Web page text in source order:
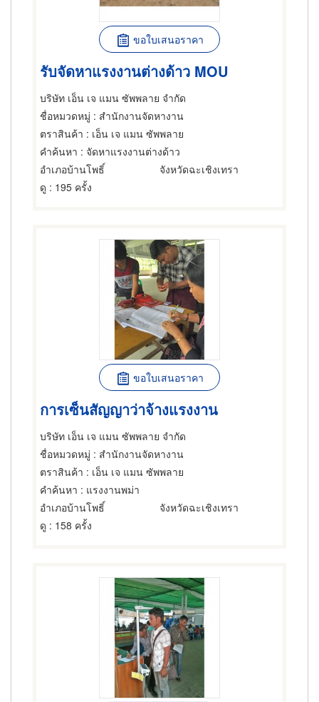
ขอใบเสนอราคา
รับจัดหาแรงงานต่างด้าว MOU
บริษัท เอ็น เจ แมน ซัพพลาย จำกัด
ชื่อหมวดหมู่ : สำนักงานจัดหางาน
ตราสินค้า : เอ็น เจ แมน ซัพพลาย
คำค้นหา : จัดหาแรงงานต่างด้าว
อำเภอบ้านโพธิ์
จังหวัดฉะเชิงเทรา
ดู : 195 ครั้ง
ขอใบเสนอราคา
การเซ็นสัญญาว่าจ้างแรงงาน
บริษัท เอ็น เจ แมน ซัพพลาย จำกัด
ชื่อหมวดหมู่ : สำนักงานจัดหางาน
ตราสินค้า : เอ็น เจ แมน ซัพพลาย
คำค้นหา : แรงงานพม่า
อำเภอบ้านโพธิ์
จังหวัดฉะเชิงเทรา
ดู : 158 ครั้ง